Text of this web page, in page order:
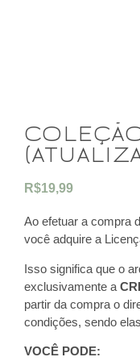
R$19,99
Ao efetuar a compra
você adquire a
Isso significa que o
exclusivamente a
partir da compra o
condições, sendo
VOCÊ PODE: